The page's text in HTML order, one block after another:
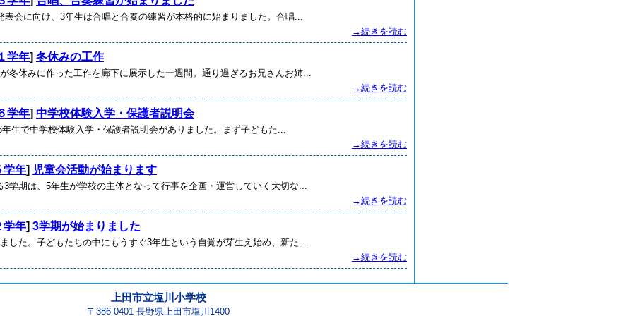
表会に向け、3年生は合唱と合奏の練習が本格的に始まりました。合唱...
→続きを読む
学年] 冬休みの工作
冬休みに作った工作を廊下に展示した一週間。通り過ぎるお兄さんお姉...
→続きを読む
学年] 中学校体験入学・保護者説明会
生で中学校体験入学・保護者説明会がありました。まず子どもた...
→続きを読む
学年] 児童会活動が始まります
3学期は、5年生が学校の主体となって行事を企画・運営していく大切な...
→続きを読む
学年] 3学期が始まりました
した。子どもたちの中にもうすぐ3年生という自覚が芽生え始め、新た...
→続きを読む
上田市立塩川小学校
〒386-0401 長野県上田市塩川1400